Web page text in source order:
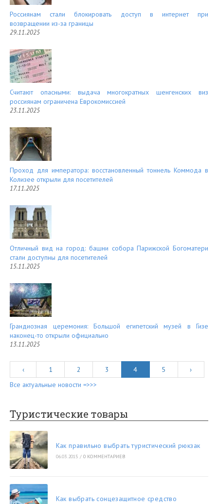
Россиянам стали блокировать доступ в интернет при
возвращении из-за границы
29.11.2025
Считают опасными: выдача многократных шенгенских виз
россиянам ограничена Еврокомиссией
23.11.2025
Проход для императора: восстановленный тоннель Коммода в
Колизее открыли для посетителей
17.11.2025
Отличный вид на город: башни собора Парижской Богоматери
стали доступны для посетителей
15.11.2025
Грандиозная церемония: Большой египетский музей в Гизе
наконец-то открыли официально
13.11.2025
‹ 1 2 3 4 5
›
Все актуальные новости =>>>
Туристические товары
Как правильно выбрать туристический рюкзак
06.03.2015 / 0 КОММЕНТАРИЕВ
Как выбрать сонцезащитное средство